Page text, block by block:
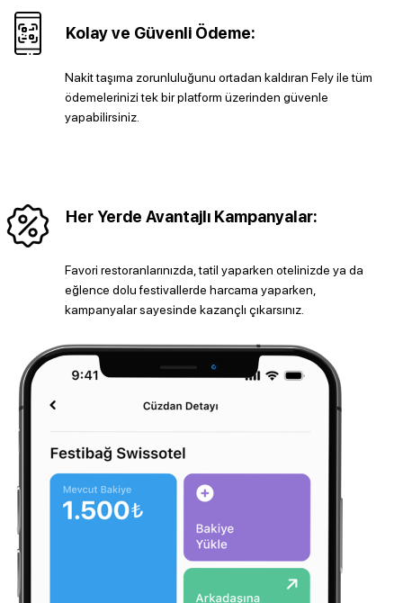
Kolay ve Güvenli Ödeme:
Nakit taşıma zorunluluğunu ortadan kaldıran Fely ile tüm
ödemelerinizi tek bir platform üzerinden güvenle
yapabilirsiniz.
Her Yerde Avantajlı Kampanyalar:
Favori restoranlarınızda, tatil yaparken otelinizde ya da
eğlence dolu festivallerde harcama yaparken,
kampanyalar sayesinde kazançlı çıkarsınız.